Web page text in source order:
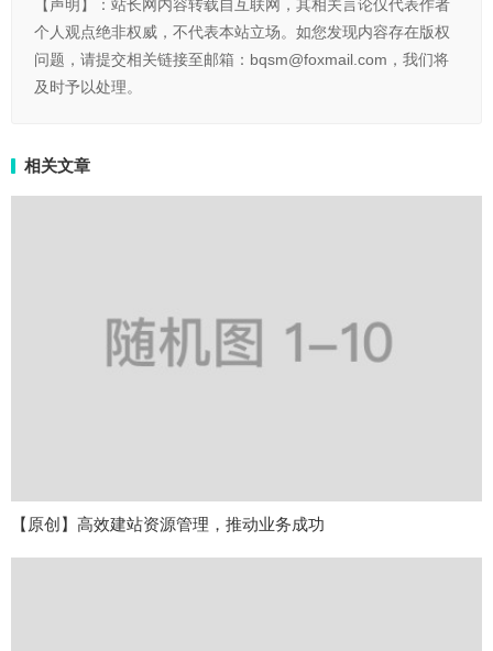
【声明】：站长网内容转载自互联网，其相关言论仅代表作者
个人观点绝非权威，不代表本站立场。如您发现内容存在版权
问题，请提交相关链接至邮箱：bqsm@foxmail.com，我们将
及时予以处理。
相关文章
【原创】高效建站资源管理，推动业务成功